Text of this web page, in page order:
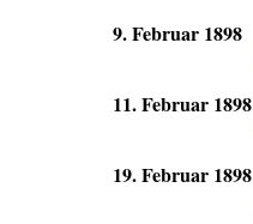
9. Februar 1898
11. Februar 1898
19. Februar 1898